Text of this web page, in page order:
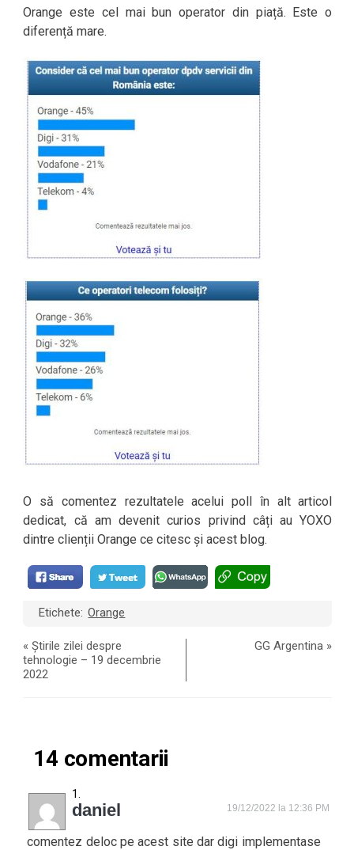
Orange este cel mai bun operator din piață. Este o
diferență mare.
O să comentez rezultatele acelui poll în alt articol
dedicat, că am devenit curios privind câți au YOXO
dintre clienții Orange ce citesc și acest blog.
Etichete: Orange
«Știrile zilei despre
tehnologie – 19 decembrie
2022
GG Argentina »
14 comentarii
daniel 19/12/2022 la 12:36 PM
comentez deloc pe acest site dar digi implementase